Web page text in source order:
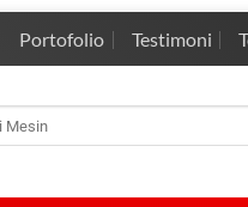
Portofolio Testimoni